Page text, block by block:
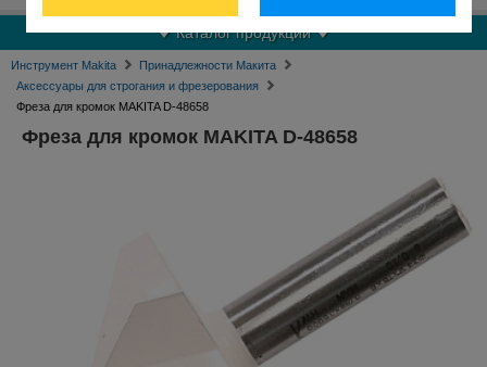
Каталог продукции
Инструмент Makita
Принадлежности Макита
Аксессуары для строгания и фрезерования
Фреза для кромок MAKITA D-48658
Фреза для кромок MAKITA D-48658